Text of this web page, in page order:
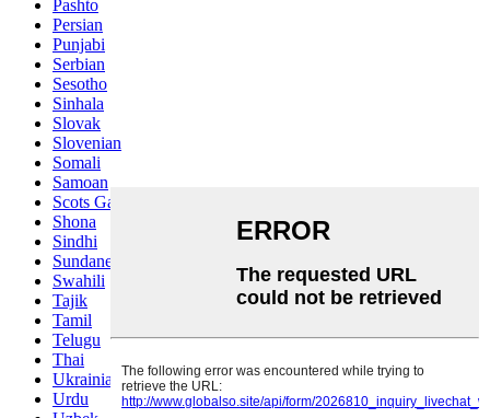
Pashto
Persian
Punjabi
Serbian
Sesotho
Sinhala
Slovak
Slovenian
Somali
Samoan
Scots Gaelic
Shona
Sindhi
Sundanese
Swahili
Tajik
Tamil
Telugu
Thai
Ukrainian
Urdu